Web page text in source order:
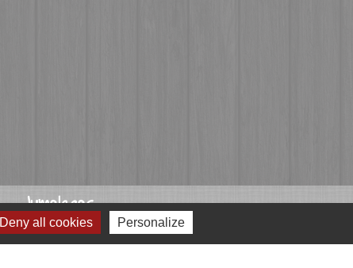
Jumelages
Przygodzice, Pologne
Deny all cookies Personalize